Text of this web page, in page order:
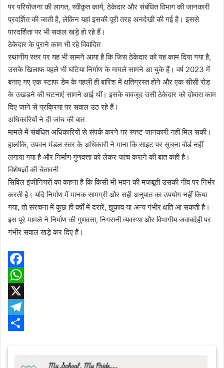
पर परियोजना की लागत, स्वीकृत कार्य, ठेकेदार और संबंधित विभाग की जानकारी
प्रदर्शित की जाती है, लेकिन यहां इसकी पूरी तरह अनदेखी की गई है। इससे
पारदर्शिता पर भी सवाल खड़े हो रहे हैं।
ठेकेदार के पुराने काम भी रहे विवादित
स्थानीय स्तर पर यह भी सामने आया है कि जिस ठेकेदार को यह काम दिया गया है,
उसके खिलाफ पहले भी घटिया निर्माण के मामले सामने आ चुके हैं। वर्ष 2023 में
बनाए गए एक स्टाफ डेम के पहली ही बारिश में क्षतिग्रस्त होने और एक सीसी रोड
के उखड़ने की घटनाएं सामने आई थीं। इसके बावजूद उसी ठेकेदार को दोबारा काम
दिए जाने से प्रक्रिया पर सवाल उठ रहे हैं।
अधिकारियों ने दी जांच की बात
मामले में संबंधित अधिकारियों से संपर्क करने पर स्पष्ट जानकारी नहीं मिल सकी।
हालांकि, उपवन मंडल स्तर के अधिकारी ने माना कि साइट पर सूचना बोर्ड नहीं
लगाया गया है और निर्माण गुणवत्ता को लेकर जांच कराने की बात कही है।
विशेषज्ञों की चेतावनी
सिविल इंजीनियरों का कहना है कि किसी भी भवन की मजबूती उसकी नींव पर निर्भर
करती है। यदि निर्माण में मानक सामग्री और सही अनुपात का उपयोग नहीं किया
गया, तो संरचना में कुछ ही वर्षों में दरारें, झुकाव या अन्य गंभीर क्षति आ सकती है।
इस पूरे मामले ने निर्माण की गुणवत्ता, निगरानी व्यवस्था और विभागीय जवाबदेही पर
गंभीर सवाल खड़े कर दिए हैं।
F
a
c
e
W
h
a
X
T